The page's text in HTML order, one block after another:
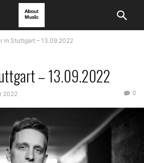
in Stuttgart – 13.09.2022
– 13.09.2022
2022 0